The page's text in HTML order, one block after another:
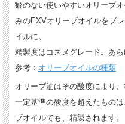
癖のない使いやすいオリーブ
みのEXVオリーブオイルをブ
イルに。
精製度はコスメグレード。あ
参考： オリーブオイルの種類
オリーブ油はその酸度により、
一定基準の酸度を超えたもの
ブオイルでも、精製されます。